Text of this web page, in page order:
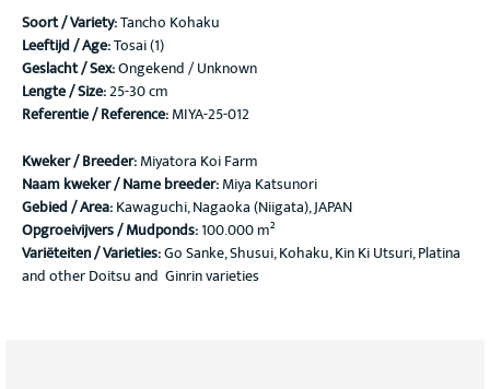
Soort / Variety:Tancho Kohaku
Leeftijd / Age:Tosai (1)
Geslacht / Sex:Ongekend / Unknown
Lengte / Size:25-30 cm
Referentie / Reference:MIYA-25-012
Kweker / Breeder:Miyatora Koi Farm
Naam kweker / Name breeder:Miya Katsunori
Gebied / Area:Kawaguchi, Nagaoka (Niigata), JAPAN
Opgroeivijvers / Mudponds:100.000 m²
Variëteiten / Varieties:Go Sanke, Shusui, Kohaku, Kin Ki Utsuri, Platina
and other Doitsu and Ginrin varieties